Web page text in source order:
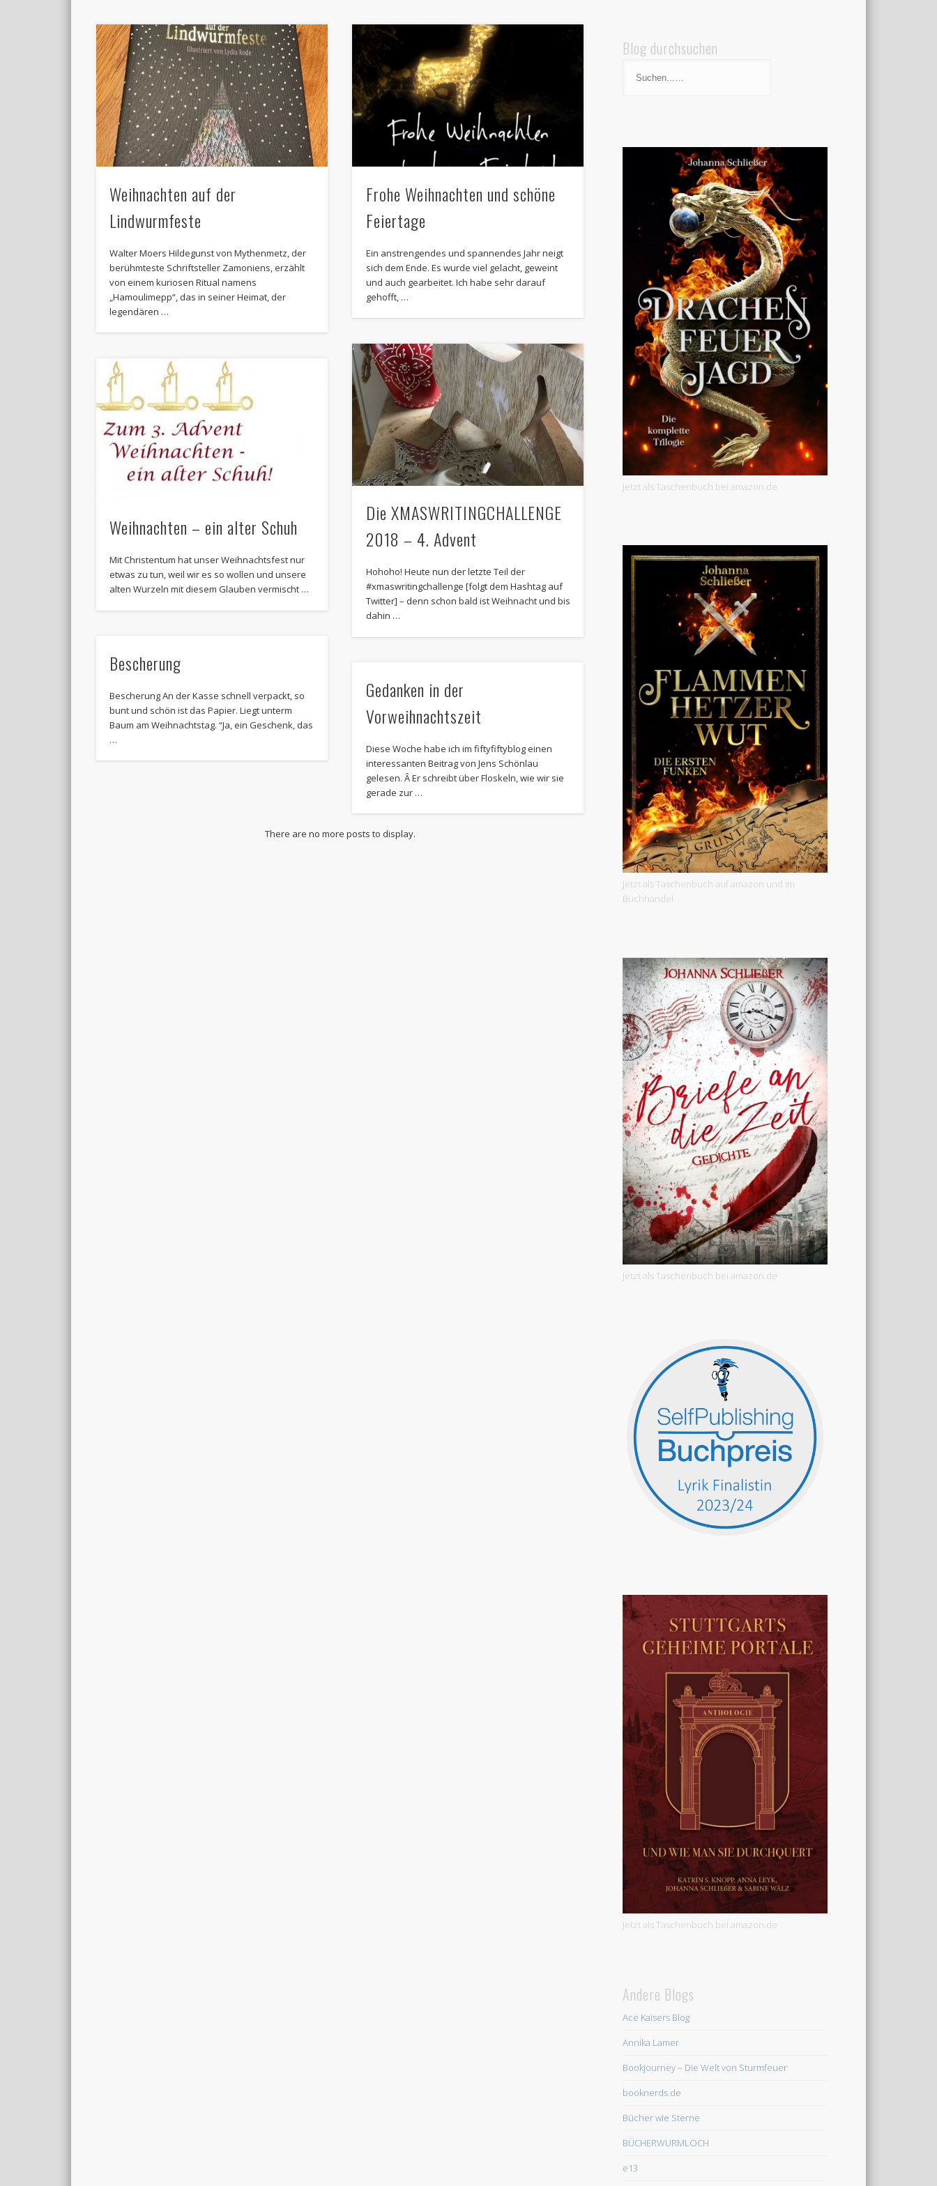
Weihnachten auf der
Lindwurmfeste
Walter Moers Hildegunst von Mythenmetz, der
berühmteste Schriftsteller Zamoniens, erzählt
von einem kuriosen Ritual namens
„Hamoulimepp“, das in seiner Heimat, der
legendären …
Frohe Weihnachten und schöne
Feiertage
Ein anstrengendes und spannendes Jahr neigt
sich dem Ende. Es wurde viel gelacht, geweint
und auch gearbeitet. Ich habe sehr darauf
gehofft, …
Die XMASWRITINGCHALLENGE
2018 – 4. Advent
Hohoho! Heute nun der letzte Teil der
#xmaswritingchallenge [folgt dem Hashtag auf
Twitter] – denn schon bald ist Weihnacht und bis
dahin …
Weihnachten – ein alter Schuh
Mit Christentum hat unser Weihnachtsfest nur
etwas zu tun, weil wir es so wollen und unsere
alten Wurzeln mit diesem Glauben vermischt …
Bescherung
Bescherung An der Kasse schnell verpackt, so
bunt und schön ist das Papier. Liegt unterm
Baum am Weihnachtstag. “Ja, ein Geschenk, das
…
Gedanken in der
Vorweihnachtszeit
Diese Woche habe ich im fiftyfiftyblog einen
interessanten Beitrag von Jens Schönlau
gelesen. Â Er schreibt über Floskeln, wie wir sie
gerade zur …
Blog durchsuchen
Jetzt als Taschenbuch bei amazon.de
Jetzt als Taschenbuch auf amazon und im
Buchhandel
Jetzt als Taschenbuch bei amazon.de
Jetzt als Taschenbuch bei amazon.de
Andere Blogs
Ace Kaisers Blog
Annika Lamer
Bookjourney – Die Welt von Sturmfeuer
booknerds.de
Bücher wie Sterne
BÜCHERWURMLOCH
e13